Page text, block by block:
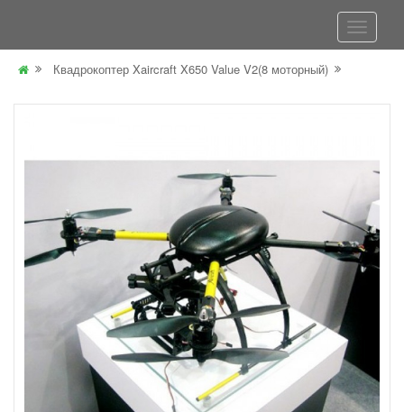
Квадрокоптер Xaircraft X650 Value V2(8 моторный)